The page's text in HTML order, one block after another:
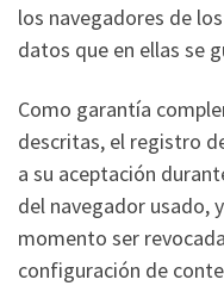
los navegadores de
datos que en ellas se
Como garantía
descritas, el registro
a su aceptación
del navegador usado,
momento ser
configuración de